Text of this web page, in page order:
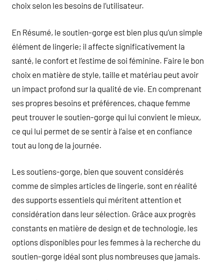
choix selon les besoins de l’utilisateur.
En Résumé, le soutien-gorge est bien plus qu’un simple
élément de lingerie; il affecte significativement la
santé, le confort et l’estime de soi féminine. Faire le bon
choix en matière de style, taille et matériau peut avoir
un impact profond sur la qualité de vie. En comprenant
ses propres besoins et préférences, chaque femme
peut trouver le soutien-gorge qui lui convient le mieux,
ce qui lui permet de se sentir à l’aise et en confiance
tout au long de la journée.
Les soutiens-gorge, bien que souvent considérés
comme de simples articles de lingerie, sont en réalité
des supports essentiels qui méritent attention et
considération dans leur sélection. Grâce aux progrès
constants en matière de design et de technologie, les
options disponibles pour les femmes à la recherche du
soutien-gorge idéal sont plus nombreuses que jamais.